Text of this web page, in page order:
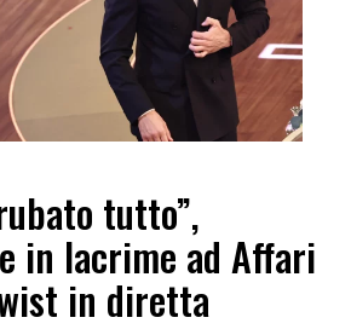
tutto”,
in lacrime ad Affari
in diretta